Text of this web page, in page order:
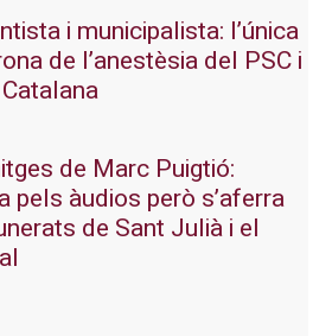
i municipalista: l’única
de l’anestèsia del PSC i
de Marc Puigtió:
pels àudios però s’aferra
de Sant Julià i el